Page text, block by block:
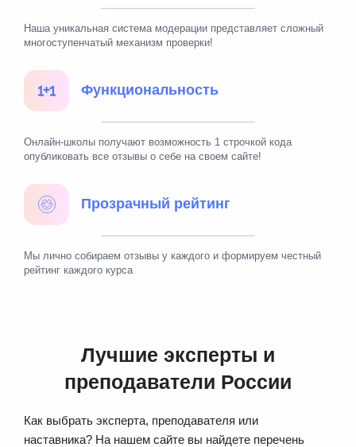
Наша уникальная система модерации представляет сложный
многоступенчатый механизм проверки!
Функциональность
Онлайн-школы получают возможность 1 строчкой кода
опубликовать все отзывы о себе на своем сайте!
Прозрачный рейтинг
Мы лично собираем отзывы у каждого и формируем честный
рейтинг каждого курса
Лучшие эксперты и
преподаватели России
Как выбрать эксперта, преподавателя или
наставника? На нашем сайте вы найдете перечень